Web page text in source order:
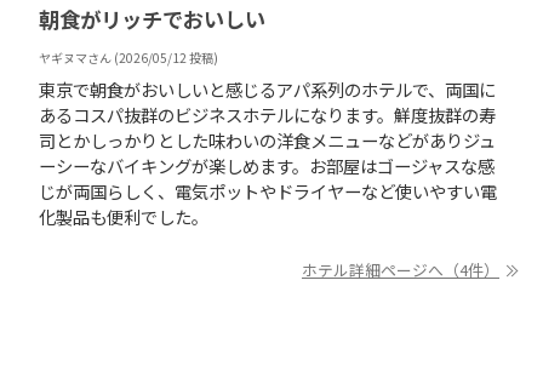
朝食がリッチでおいしい
ヤギヌマさん (2026/05/12 投稿)
東京で朝食がおいしいと感じるアパ系列のホテルで、両国に
あるコスパ抜群のビジネスホテルになります。鮮度抜群の寿
司とかしっかりとした味わいの洋食メニューなどがありジュ
ーシーなバイキングが楽しめます。お部屋はゴージャスな感
じが両国らしく、電気ポットやドライヤーなど使いやすい電
化製品も便利でした。
ホテル詳細ページへ（4件）